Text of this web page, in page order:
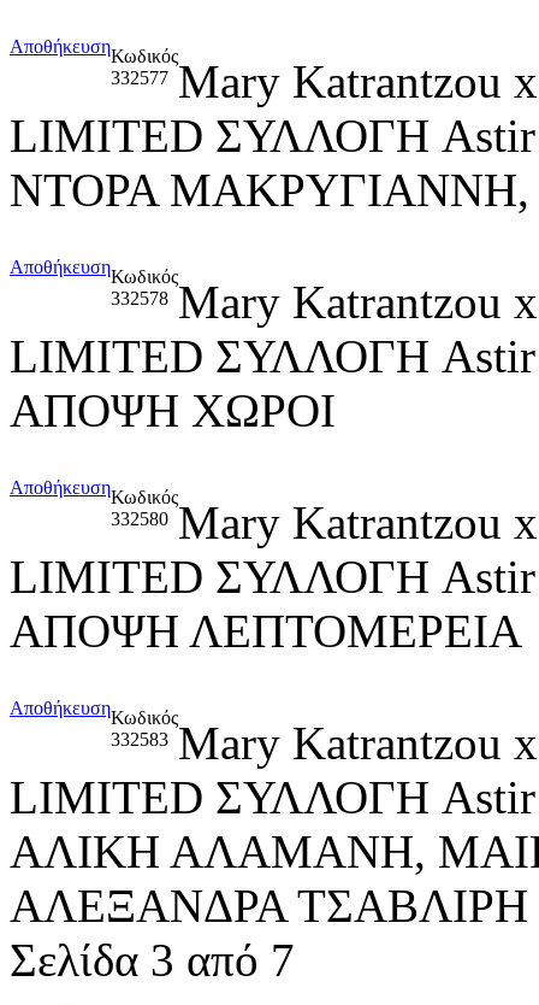
ΑποθήκευσηΚωδικός
332577 Mary
LIMITED ΣΥΛΛΟΓΗ
ΝΤΟΡΑ
ΑποθήκευσηΚωδικός
332578 Mary
LIMITED ΣΥΛΛΟΓΗ
ΑΠΟΨΗ ΧΩΡΟΙ
ΑποθήκευσηΚωδικός
332580 Mary
LIMITED ΣΥΛΛΟΓΗ
ΑΠΟΨΗ ΛΕΠΤΟΜΕΡΕΙΑ
ΑποθήκευσηΚωδικός
332583 Mary
LIMITED ΣΥΛΛΟΓΗ
ΑΛΙΚΗ ΑΛΑΜΑΝΗ,
ΑΛΕΞΑΝΔΡΑ ΤΣΑΒΛΙΡΗ
Σελίδα 3 από 7